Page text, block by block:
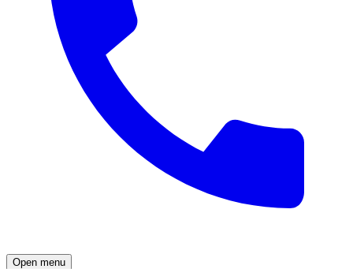
Open menu